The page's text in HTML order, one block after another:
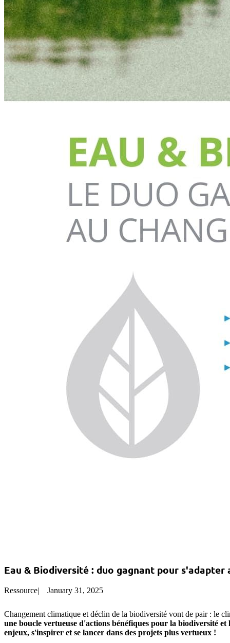
Eau & Biodiversité : duo gagnant pour
Ressource| January 31, 2025
Changement climatique et déclin de la biodiversité vont de pair : le
une boucle vertueuse d'actions bénéfiques pour la biodiversité
enjeux, s'inspirer et se lancer dans des projets plus vertueux !